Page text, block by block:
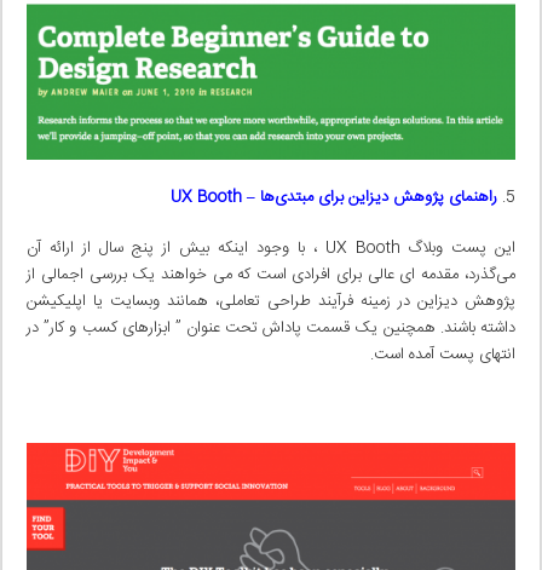
راهنمای پژوهش دیزاین برای مبتدی‌ها–
UX Booth
این پست وبلاگ UX Booth ، با وجود اینکه بیش از پنج سال از ارائه آن
می‌گذرد، مقدمه ای عالی برای افرادی است که می خواهند یک بررسی اجمالی از
پژوهش دیزاین در زمینه فرآیند طراحی تعاملی، همانند وبسایت یا اپلیکیشن
داشته باشند. همچنین یک قسمت پاداش تحت عنوان ” ابزارهای کسب و کار” در
انتهای پست آمده است.